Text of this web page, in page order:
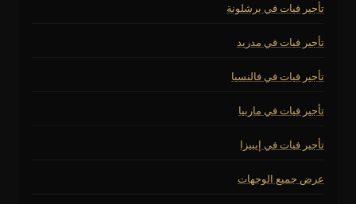
تأجير فيات في برشلونة
تأجير فيات في مدريد
تأجير فيات في فالنسيا
تأجير فيات في ماربيا
تأجير فيات في إيبيزا
عرض جميع الوجهات